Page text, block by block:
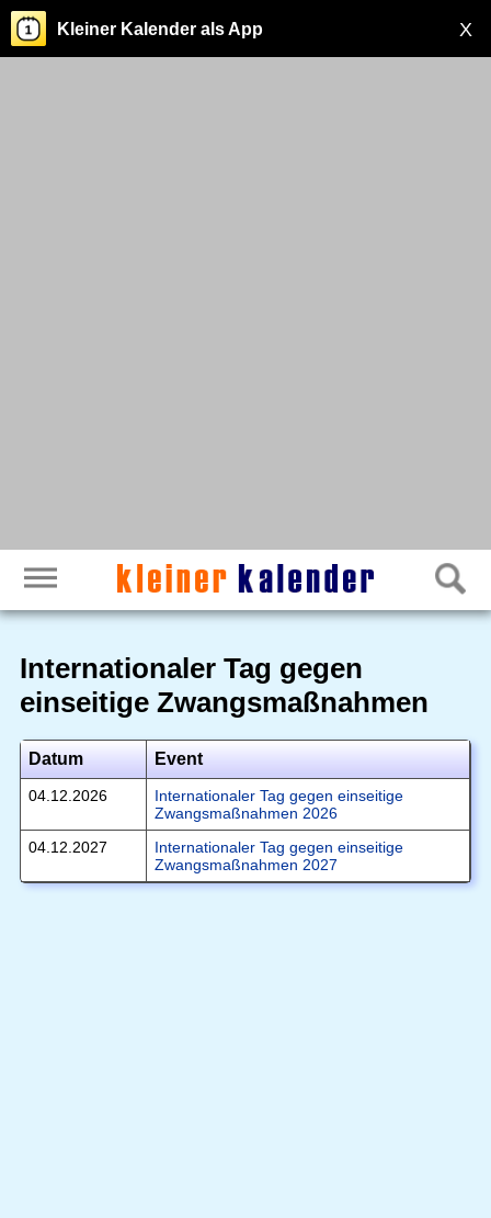
X
Kleiner Kalender als App
Internationaler Tag gegen
einseitige Zwangsmaßnahmen
Datum Event
04.12.2026
Internationaler Tag gegen einseitige
Zwangsmaßnahmen 2026
04.12.2027
Internationaler Tag gegen einseitige
Zwangsmaßnahmen 2027